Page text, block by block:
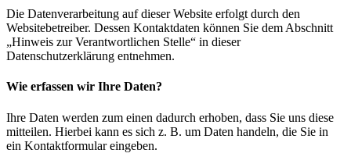
Die Datenverarbeitung auf dieser Website erfolgt durch den
Websitebetreiber. Dessen Kontaktdaten können Sie dem Abschnitt
„Hinweis zur Verantwortlichen Stelle“ in dieser
Datenschutzerklärung entnehmen.
Wie erfassen wir Ihre Daten?
Ihre Daten werden zum einen dadurch erhoben, dass Sie uns diese
mitteilen. Hierbei kann es sich z. B. um Daten handeln, die Sie in
ein Kontaktformular eingeben.